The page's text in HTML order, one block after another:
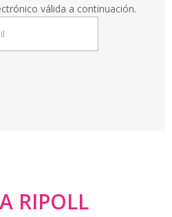
válida a continuación.
RIPOLL